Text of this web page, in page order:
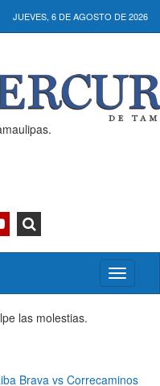
JUEVES, 6 DE AGOSTO DE 2026
Activar/
menú
las molestias.